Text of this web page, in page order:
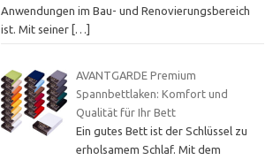
Anwendungen im Bau- und Renovierungsbereich
ist. Mit seiner […]
AVANTGARDE Premium
Spannbettlaken: Komfort und
Qualität für Ihr Bett
Ein gutes Bett ist der Schlüssel zu
erholsamem Schlaf. Mit dem